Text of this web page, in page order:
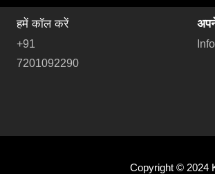
हमें कॉल करें
+91
7201092290
Copyright © 2024